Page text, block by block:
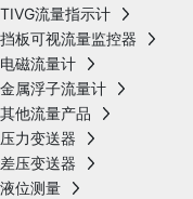
TIVG流量指示计
挡板可视流量监控器
电磁流量计
金属浮子流量计
其他流量产品
压力变送器
差压变送器
液位测量